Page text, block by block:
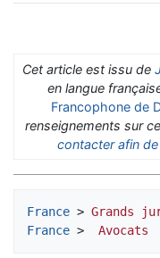
Cet article est issu de
en langue
Francophone de
renseignements sur
contacter afin
France > Grands
France > Avocats